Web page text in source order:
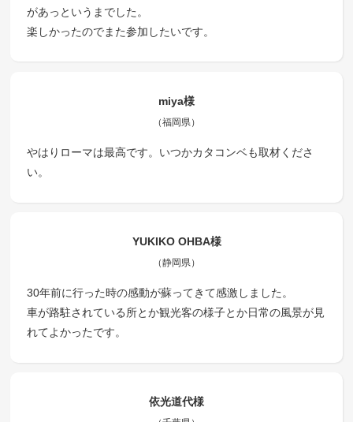
があっというまでした。
楽しかったのでまた参加したいです。
miya様
（福岡県）
やはりローマは最高です。いつかカタコンベも取材くださ
い。
YUKIKO OHBA様
（静岡県）
30年前に行った時の感動が蘇ってきて感激しました。
車が路駐されている所とか観光客の様子とか日常の風景が見
れてよかったです。
依光道代様